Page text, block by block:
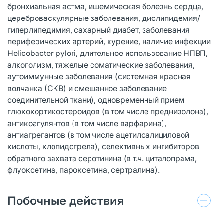
бронхиальная астма, ишемическая болезнь сердца,
цереброваскулярные заболевания, дислипидемия/
гиперлипедимия, сахарный диабет, заболевания
периферических артерий, курение, наличие инфекции
Helicobacter pylori, длительное использование НПВП,
алкоголизм, тяжелые соматические заболевания,
аутоиммунные заболевания (системная красная
волчанка (СКВ) и смешанное заболевание
соединительной ткани), одновременный прием
глюкокортикостероидов (в том числе преднизолона),
антикоагулянтов (в том числе варфарина),
антиагрегантов (в том числе ацетилсалициловой
кислоты, клопидогрела), селективных ингибиторов
обратного захвата серотинина (в т.ч. циталопрама,
флуоксетина, пароксетина, сертралина).
Побочные действия